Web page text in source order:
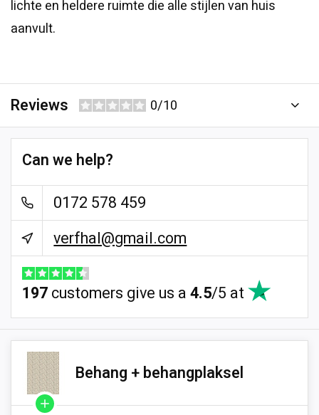
lichte en heldere ruimte die alle stijlen van huis
aanvult.
Reviews 0/10
Can we help?
0172 578 459
verfhal@gmail.com
197customers give us a4.5/5 at
Behang + behangplaksel